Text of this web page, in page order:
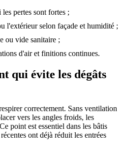
pertes sont fortes ;
l'extérieur selon façade et humidité ;
ou vide sanitaire ;
d'air et finitions continues.
qui évite les dégâts
correctement. Sans ventilation
vers les angles froids, les
point est essentiel dans les bâtis
ont déjà réduit les entrées